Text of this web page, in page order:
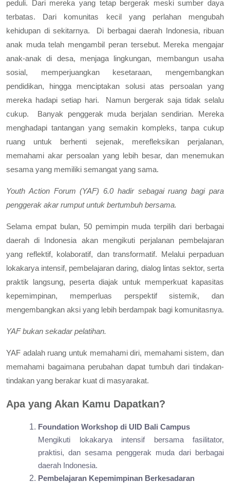
peduli. Dari mereka yang tetap bergerak meski sumber daya
terbatas. Dari komunitas kecil yang perlahan mengubah
kehidupan di sekitarnya.
Di berbagai daerah Indonesia, ribuan
anak muda telah mengambil peran tersebut. Mereka mengajar
anak-anak di desa, menjaga lingkungan, membangun usaha
sosial, memperjuangkan kesetaraan, mengembangkan
pendidikan, hingga menciptakan solusi atas persoalan yang
mereka hadapi setiap hari.
Namun bergerak saja tidak selalu
cukup.
Banyak penggerak muda berjalan sendirian. Mereka
menghadapi tantangan yang semakin kompleks, tanpa cukup
ruang untuk berhenti sejenak, merefleksikan perjalanan,
memahami akar persoalan yang lebih besar, dan menemukan
sesama yang memiliki semangat yang sama.
Youth Action Forum (YAF) 6.0 hadir sebagai ruang bagi para
penggerak akar rumput untuk bertumbuh bersama.
Selama empat bulan, 50 pemimpin muda terpilih dari berbagai
daerah di Indonesia akan mengikuti perjalanan pembelajaran
yang reflektif, kolaboratif, dan transformatif. Melalui perpaduan
lokakarya intensif, pembelajaran daring, dialog lintas sektor, serta
praktik langsung, peserta diajak untuk memperkuat kapasitas
kepemimpinan, memperluas perspektif sistemik, dan
mengembangkan aksi yang lebih berdampak bagi komunitasnya.
YAF bukan sekadar pelatihan.
YAF adalah ruang untuk memahami diri, memahami sistem, dan
memahami bagaimana perubahan dapat tumbuh dari tindakan-
tindakan yang berakar kuat di masyarakat.
Apa yang Akan Kamu Dapatkan?
Foundation Workshop di UID Bali Campus
Mengikuti lokakarya intensif bersama fasilitator,
praktisi, dan sesama penggerak muda dari berbagai
daerah Indonesia.
Pembelajaran Kepemimpinan Berkesadaran